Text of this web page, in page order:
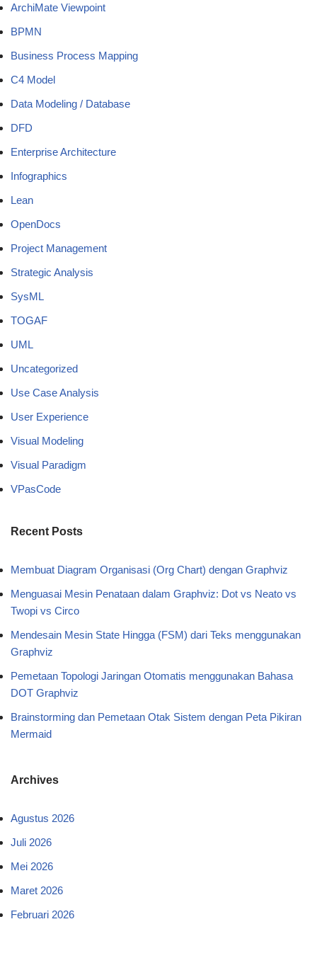
ArchiMate Viewpoint
BPMN
Business Process Mapping
C4 Model
Data Modeling / Database
DFD
Enterprise Architecture
Infographics
Lean
OpenDocs
Project Management
Strategic Analysis
SysML
TOGAF
UML
Uncategorized
Use Case Analysis
User Experience
Visual Modeling
Visual Paradigm
VPasCode
Recent Posts
Membuat Diagram Organisasi (Org Chart) dengan Graphviz
Menguasai Mesin Penataan dalam Graphviz: Dot vs Neato vs
Twopi vs Circo
Mendesain Mesin State Hingga (FSM) dari Teks menggunakan
Graphviz
Pemetaan Topologi Jaringan Otomatis menggunakan Bahasa
DOT Graphviz
Brainstorming dan Pemetaan Otak Sistem dengan Peta Pikiran
Mermaid
Archives
Agustus 2026
Juli 2026
Mei 2026
Maret 2026
Februari 2026